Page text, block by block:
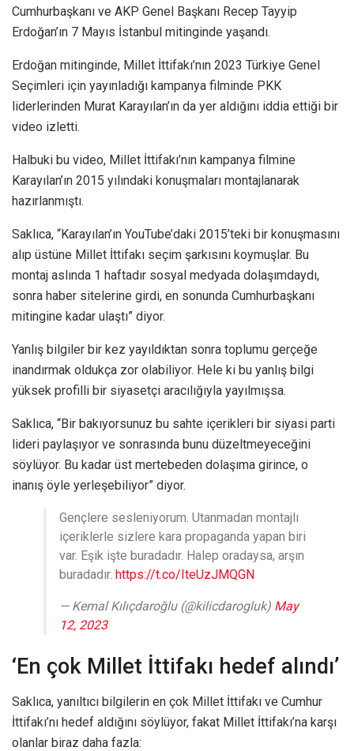
Cumhurbaşkanı ve AKP Genel Başkanı Recep Tayyip
Erdoğan’ın 7 Mayıs İstanbul mitinginde yaşandı.
Erdoğan mitinginde, Millet İttifakı’nın 2023 Türkiye Genel
Seçimleri için yayınladığı kampanya filminde PKK
liderlerinden Murat Karayılan’ın da yer aldığını iddia ettiği bir
video izletti.
Halbuki bu video, Millet İttifakı’nın kampanya filmine
Karayılan’ın 2015 yılındaki konuşmaları montajlanarak
hazırlanmıştı.
Saklıca, “Karayılan’ın YouTube’daki 2015’teki bir konuşmasını
alıp üstüne Millet İttifakı seçim şarkısını koymuşlar. Bu
montaj aslında 1 haftadır sosyal medyada dolaşımdaydı,
sonra haber sitelerine girdi, en sonunda Cumhurbaşkanı
mitingine kadar ulaştı” diyor.
Yanlış bilgiler bir kez yayıldıktan sonra toplumu gerçeğe
inandırmak oldukça zor olabiliyor. Hele ki bu yanlış bilgi
yüksek profilli bir siyasetçi aracılığıyla yayılmışsa.
Saklıca, “Bir bakıyorsunuz bu sahte içerikleri bir siyasi parti
lideri paylaşıyor ve sonrasında bunu düzeltmeyeceğini
söylüyor. Bu kadar üst mertebeden dolaşıma girince, o
inanış öyle yerleşebiliyor” diyor.
Gençlere sesleniyorum. Utanmadan montajlı
içeriklerle sizlere kara propaganda yapan biri
var. Eşik işte buradadır. Halep oradaysa, arşın
buradadır. https://t.co/IteUzJMQGN
— Kemal Kılıçdaroğlu (@kilicdarogluk) May
12, 2023
‘En çok Millet İttifakı hedef alındı’
Saklıca, yanıltıcı bilgilerin en çok Millet İttifakı ve Cumhur
İttifakı’nı hedef aldığını söylüyor, fakat Millet İttifakı’na karşı
olanlar biraz daha fazla: